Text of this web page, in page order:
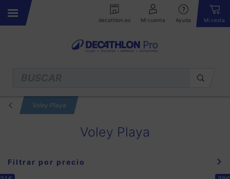
decathlon.es Mi cuenta Ayuda Mi cesta
Voley Playa
Voley Playa
Filtrar por precio